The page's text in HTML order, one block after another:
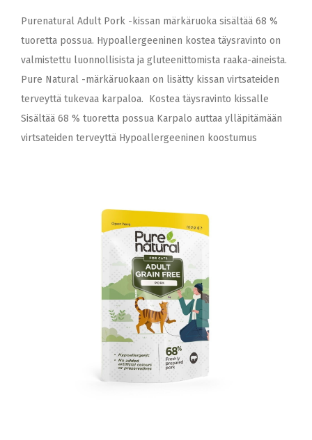
Purenatural Adult Pork -kissan märkäruoka sisältää 68 %
tuoretta possua. Hypoallergeeninen kostea täysravinto on
valmistettu luonnollisista ja gluteenittomista raaka-aineista.
Pure Natural -märkäruokaan on lisätty kissan virtsateiden
terveyttä tukevaa karpaloa. Kostea täysravinto kissalle
Sisältää 68 % tuoretta possua Karpalo auttaa ylläpitämään
virtsateiden terveyttä Hypoallergeeninen koostumus